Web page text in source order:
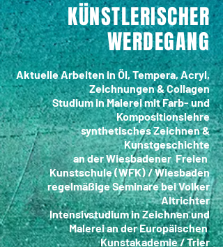
KÜNSTLERISCHER
WERDEGANG
Aktuelle Arbeiten in Öl, Tempera, Acryl,
Zeichnungen & Collagen
Studium in Malerei mit Farb- und
Kompositionslehre
synthetisches Zeichnen &
Kunstgeschichte
an der Wiesbadener Freien
Kunstschule (WFK) / Wiesbaden
regelmäßige Seminare bei Volker
Altrichter
Intensivstudium in Zeichnen und
Malerei an der Europäischen
Kunstakademie / Trier